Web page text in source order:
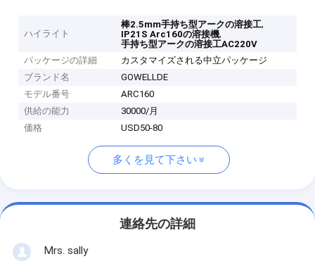
ハイライト
棒2.5mm手持ち型アークの溶接工,
IP21S Arc160の溶接機,
手持ち型アークの溶接工AC220V
パッケージの詳細
カスタマイズされる中立パッケージ
ブランド名
GOWELLDE
モデル番号
ARC160
供給の能力
30000/月
価格
USD50-80
多くを見て下さい
連絡先の詳細
Mrs. sally